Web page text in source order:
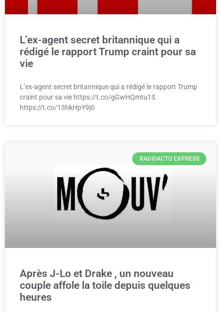
L’ex-agent secret britannique qui a
rédigé le rapport Trump craint pour sa
vie
L’ex-agent secret britannique qui a rédigé le rapport Trump
craint pour sa vie https://t.co/gGwHQmtu1S
https://t.co/13hkHpY9j0
RADIOACTU EXPRESS
Après J-Lo et Drake , un nouveau
couple affole la toile depuis quelques
heures